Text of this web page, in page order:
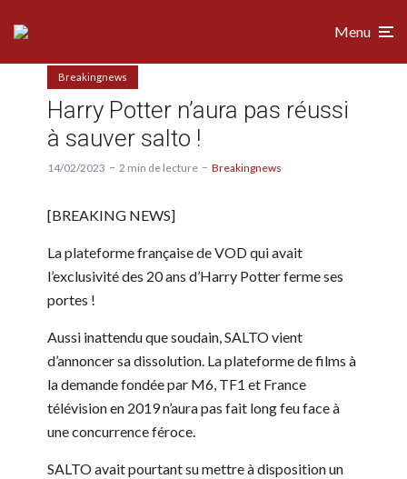
Menu
Breakingnews
Harry Potter n’aura pas réussi
à sauver salto !
14/02/2023 2 min de lecture Breakingnews
[BREAKING NEWS]
La plateforme française de VOD qui avait
l’exclusivité des 20 ans d’Harry Potter ferme ses
portes !
Aussi inattendu que soudain, SALTO vient
d’annoncer sa dissolution. La plateforme de films à
la demande fondée par M6, TF1 et France
télévision en 2019 n’aura pas fait long feu face à
une concurrence féroce.
SALTO avait pourtant su mettre à disposition un